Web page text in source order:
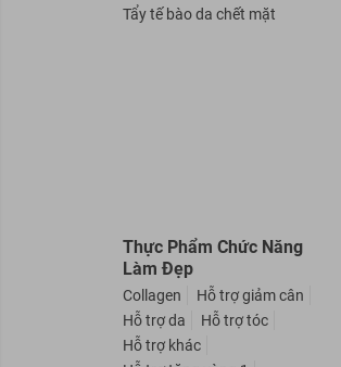
Tẩy tế bào da chết mặt
Thực Phẩm Chức Năng
Làm Đẹp
Collagen
Hỗ trợ giảm cân
Hỗ trợ da
Hỗ trợ tóc
Hỗ trợ khác